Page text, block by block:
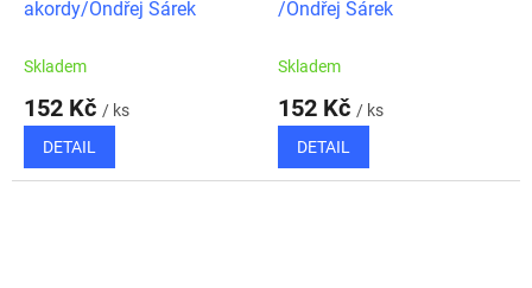
akordy/Ondřej Šárek
Skladem
152 Kč / ks
DETAIL
/Ondřej Šárek
Skladem
152 Kč / ks
DETAIL